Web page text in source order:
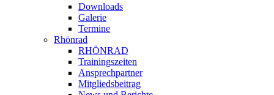
Downloads
Galerie
Termine
Rhönrad
RHÖNRAD
Trainingszeiten
Ansprechpartner
Mitgliedsbeitrag